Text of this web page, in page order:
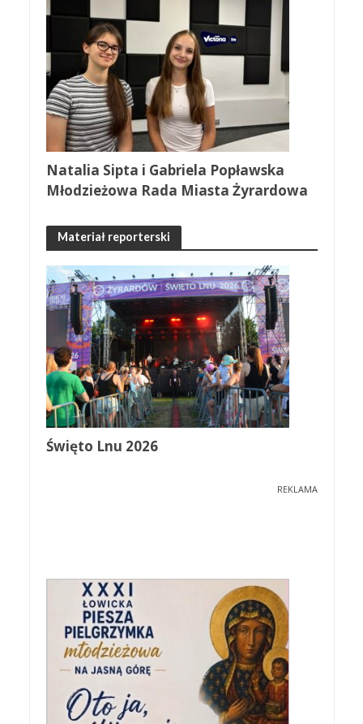
Natalia Sipta i Gabriela Popławska
Młodzieżowa Rada Miasta Żyrardowa
Materiał reporterski
Święto Lnu 2026
REKLAMA